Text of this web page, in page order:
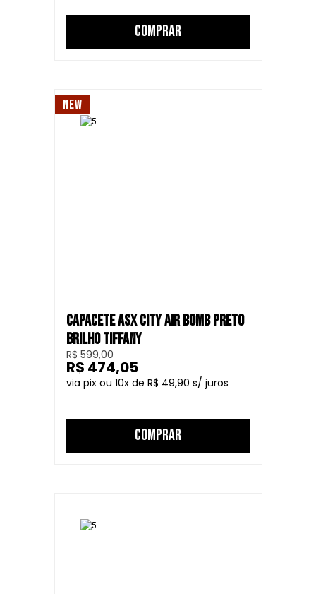
COMPRAR
NEW
CAPACETE ASX CITY AIR BOMB PRETO
BRILHO TIFFANY
R$ 599,00
10
R$ 49,90
R$ 474,05
COMPRAR